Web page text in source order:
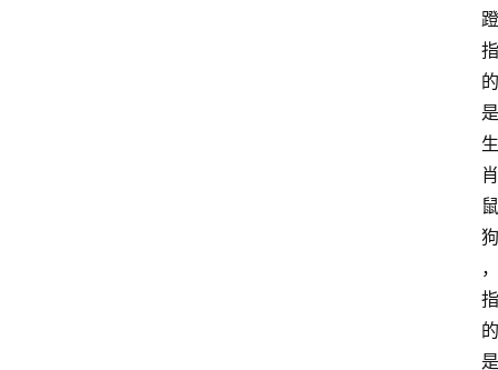
蹬
指
的
是
生
肖
鼠
狗
，
指
的
是